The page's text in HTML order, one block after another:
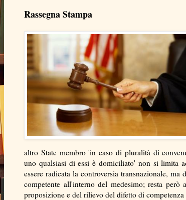
Rassegna Stampa
altro State membro 'in caso di pluralità di
uno qualsiasi di essi è domiciliato' non si limita
essere radicata la controversia transnazionale,
competente all'interno del medesimo; resta
proposizione e del rilievo del difetto di